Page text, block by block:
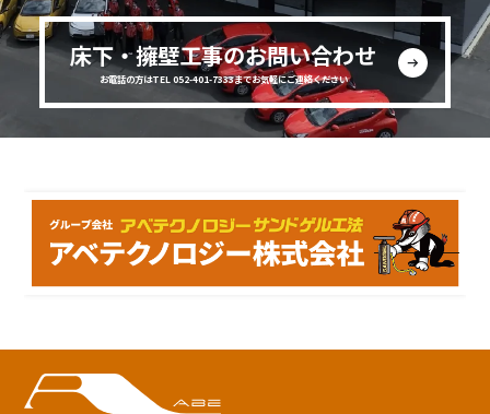
床下・擁壁工事のお問い合わせ
お電話の方はTEL 052-401-7333までお気軽にご連絡ください